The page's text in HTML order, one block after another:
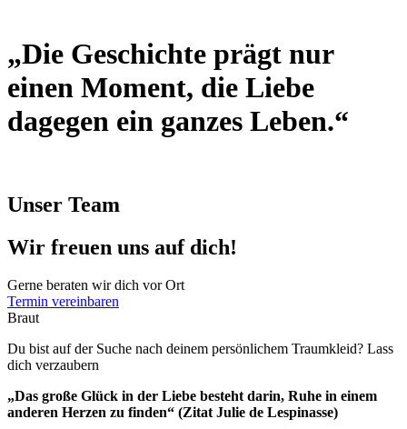
„Die Geschichte prägt nur
einen Moment, die Liebe
dagegen ein ganzes Leben.“
Unser Team
Wir freuen uns auf dich!
Gerne beraten wir dich vor Ort
Termin vereinbaren
Braut
Du bist auf der Suche nach deinem persönlichem Traumkleid? Lass
dich verzaubern
„Das große Glück in der Liebe besteht darin, Ruhe in einem
anderen Herzen zu finden“ (Zitat Julie de Lespinasse)